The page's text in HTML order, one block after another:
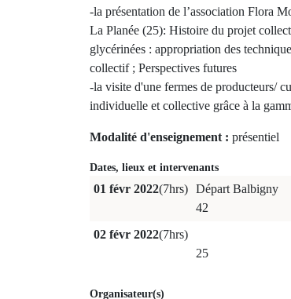
-la présentation de l’association Flora
La Planée (25): Histoire du projet
glycérinées : appropriation des
collectif ; Perspectives futures
-la visite d'une fermes de producteurs/
individuelle et collective grâce à la
Modalité d'enseignement : présentiel
Dates, lieux et intervenants
01 févr 2022(7hrs) Départ Balbigny
42
02 févr 2022(7hrs)
25
Organisateur(s)